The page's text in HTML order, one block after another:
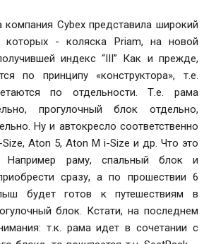
компания Cybex представила широкий
которых - коляска Priam, на новой
индекс “III” Как и прежде,
по принципу «конструктора», т.е.
по отдельности. Т.е. рама
прогулочный блок отдельно,
Ну и автокресло соответственно
Aton 5, Aton M i-Size и др. Что это
Например раму, спальный блок и
сразу, а по прошествии 6
будет готов к путешествиям в
блок. Кстати, на последнем
т.к. рама идет в сочетании с